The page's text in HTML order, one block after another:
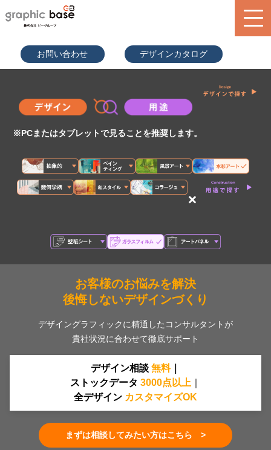
お問い合わせ デザインカタログ
design library
search
※PCまたはタブレットで見ることを推奨します。
×
お客様のお悩みを解決
後悔しないデザインづくり
デザイングラフィックに精通したコンサルタントが
貴社状況に合わせて徹底サポート
デザイン相談 無料｜
ストックデータ 3000点 以上
全デザイン カスタマイズOK
まずは相談してみたい方はこちら >